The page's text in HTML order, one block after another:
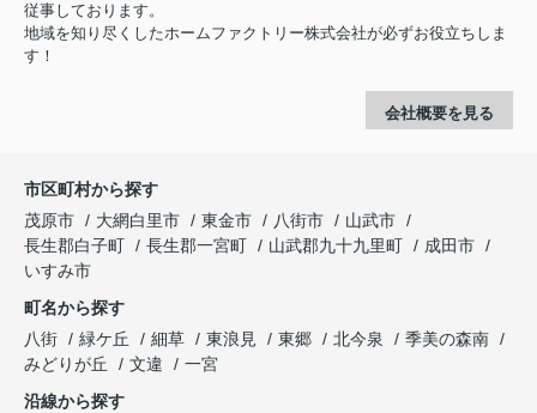
従事しております。
地域を知り尽くしたホームファクトリー株式会社が必ずお役立ちしま
す！
会社概要を見る
市区町村から探す
茂原市
大網白里市 東金市 八街市
山武市
長生郡白子町
長生郡一宮町 山武郡九十九里町
成田市
いすみ市
町名から探す
八街
緑ケ丘 細草 東浪見 東郷 北今泉
季美の森南
みどりが丘
文違
一宮
沿線から探す